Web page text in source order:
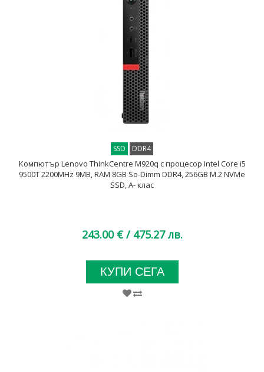
SSD DDR4
Компютър Lenovo ThinkCentre M920q с процесор Intel Core i5
9500T 2200MHz 9MB, RAM 8GB So-Dimm DDR4, 256GB M.2 NVMe
SSD, A- клас
243.00 € / 475.27 лв.
КУПИ СЕГА